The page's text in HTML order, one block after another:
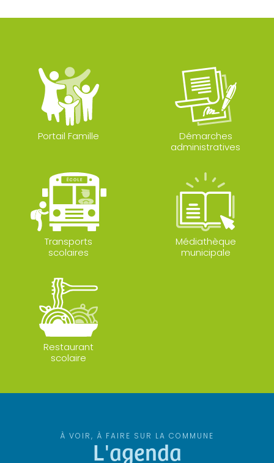
Portail Famille
Démarches
administratives
Transports
scolaires
Médiathèque
municipale
Restaurant
scolaire
À VOIR, À FAIRE SUR LA COMMUNE
L'agenda